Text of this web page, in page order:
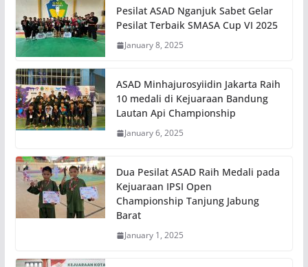
Pesilat ASAD Nganjuk Sabet Gelar
Pesilat Terbaik SMASA Cup VI 2025
January 8, 2025
ASAD Minhajurosyiidin Jakarta Raih
10 medali di Kejuaraan Bandung
Lautan Api Championship
January 6, 2025
Dua Pesilat ASAD Raih Medali pada
Kejuaraan IPSI Open
Championship Tanjung Jabung
Barat
January 1, 2025